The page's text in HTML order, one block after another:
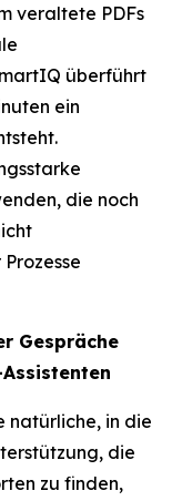
veraltete PDFs
überführt
ein
die noch
Gespräche
natürliche, in die
die
zu finden,